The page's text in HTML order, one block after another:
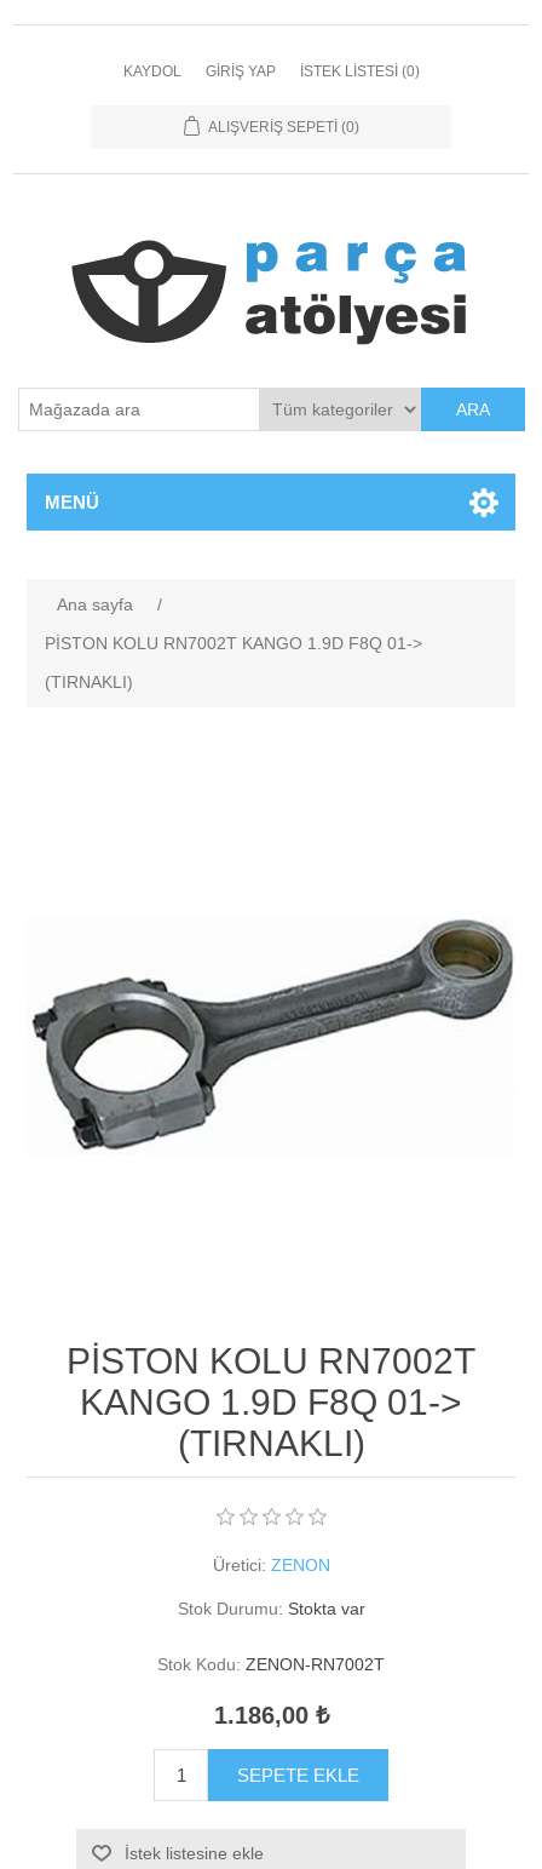
KAYDOL GIRIŞ YAP İSTEK LISTESI (0)
ALIŞVERIŞ SEPETI (0)
ARA
MENÜ
Ana sayfa
/
PİSTON KOLU RN7002T KANGO 1.9D F8Q 01->
(TIRNAKLI)
PİSTON KOLU RN7002T
KANGO 1.9D F8Q 01->
(TIRNAKLI)
Üretici: ZENON
Stok Durumu: Stokta var
Stok Kodu: ZENON-RN7002T
1.186,00 ₺
SEPETE EKLE
İstek listesine ekle